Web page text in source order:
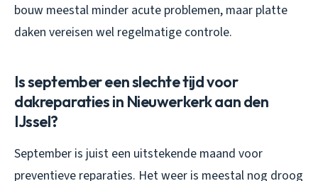
bouw meestal minder acute problemen, maar platte
daken vereisen wel regelmatige controle.
Is september een slechte tijd voor
dakreparaties in Nieuwerkerk aan den
IJssel?
September is juist een uitstekende maand voor
preventieve reparaties. Het weer is meestal nog droog